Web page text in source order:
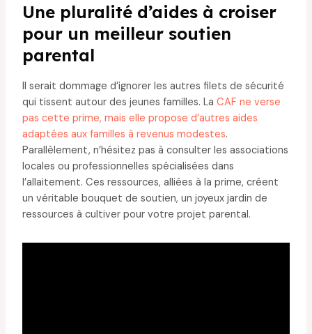
Une pluralité d’aides à croiser
pour un meilleur soutien
parental
Il serait dommage d’ignorer les autres filets de sécurité
qui tissent autour des jeunes familles. La CAF ne verse
pas cette prime, mais elle propose d’autres aides
adaptées aux familles à revenus modestes.
Parallèlement, n’hésitez pas à consulter les associations
locales ou professionnelles spécialisées dans
l’allaitement. Ces ressources, alliées à la prime, créent
un véritable bouquet de soutien, un joyeux jardin de
ressources à cultiver pour votre projet parental.